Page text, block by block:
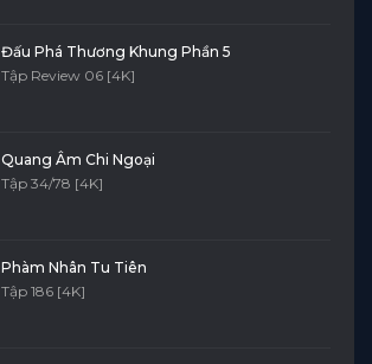
Đấu Phá Thương Khung Phần 5
Tập Review 06 [4K]
Quang Âm Chi Ngoại
Tập 34/78 [4K]
Phàm Nhân Tu Tiên
Tập 186 [4K]